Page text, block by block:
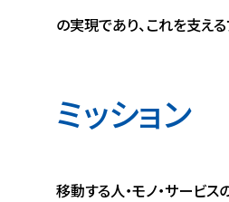
の実現であり、これを支え
ミッション
移動する人・モノ・サービ